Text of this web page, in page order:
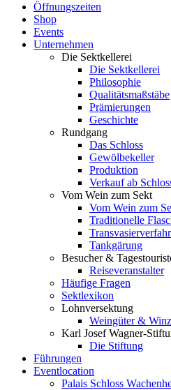
Öffnungszeiten
Shop
Events
Unternehmen
Die Sektkellerei
Die Sektkellerei
Philosophie
Qualitätsmaßstäbe
Prämierungen
Geschichte
Rundgang
Das Schloss
Gewölbekeller
Produktion
Verkauf ab
Vom Wein zum Sekt
Vom Wein zum
Traditionelle
Tankgärung
Besucher &
Reiseveranstalter
Häufige Fragen
Sektlexikon
Lohnversektung
Weingüter &
Karl Josef Wagner-
Die Stiftung
Führungen
Eventlocation
Palais Schloss